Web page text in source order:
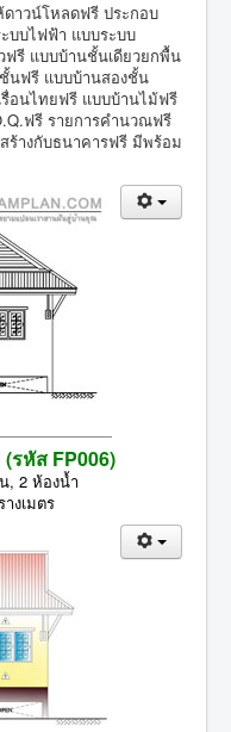
าวน์โหลดฟรี ประกอบ
บบไฟฟ้า แบบระบบ
ฟรี แบบบ้านชั้นเดียวยกพื้น
นฟรี แบบบ้านสองชั้น
อนไทยฟรี แบบบ้านไม้ฟรี
ฟรี รายการคำนวณฟรี
างกับธนาคารฟรี มีพร้อม
รหัส FP006)
, 2 ห้องน้ำ
งเมตร